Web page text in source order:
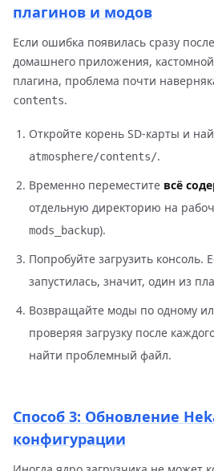
плагинов и модов
Если ошибка появилась сразу
домашнего приложения,
плагина, проблема почти
contents.
Откройте корень SD-карты и
atmosphere/contents/.
Временно переместите всё
отдельную директорию на
mods_backup).
Попробуйте загрузить консоль.
запустилась, значит, один из
Возвращайте моды по одному
проверяя загрузку после
найти проблемный файл.
Способ 3: Обновление
конфигурации